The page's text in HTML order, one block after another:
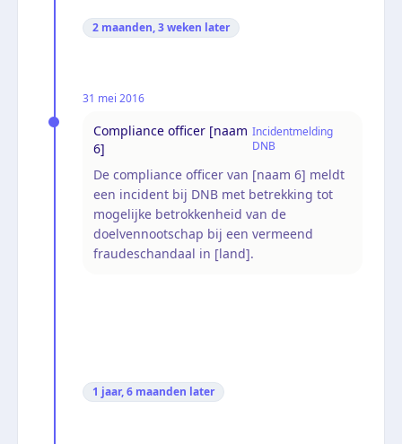
2 maanden, 3 weken later
31 mei 2016
Compliance officer [naam
6]
Incidentmelding
DNB
De compliance officer van [naam 6] meldt
een incident bij DNB met betrekking tot
mogelijke betrokkenheid van de
doelvennootschap bij een vermeend
fraudeschandaal in [land].
1 jaar, 6 maanden later